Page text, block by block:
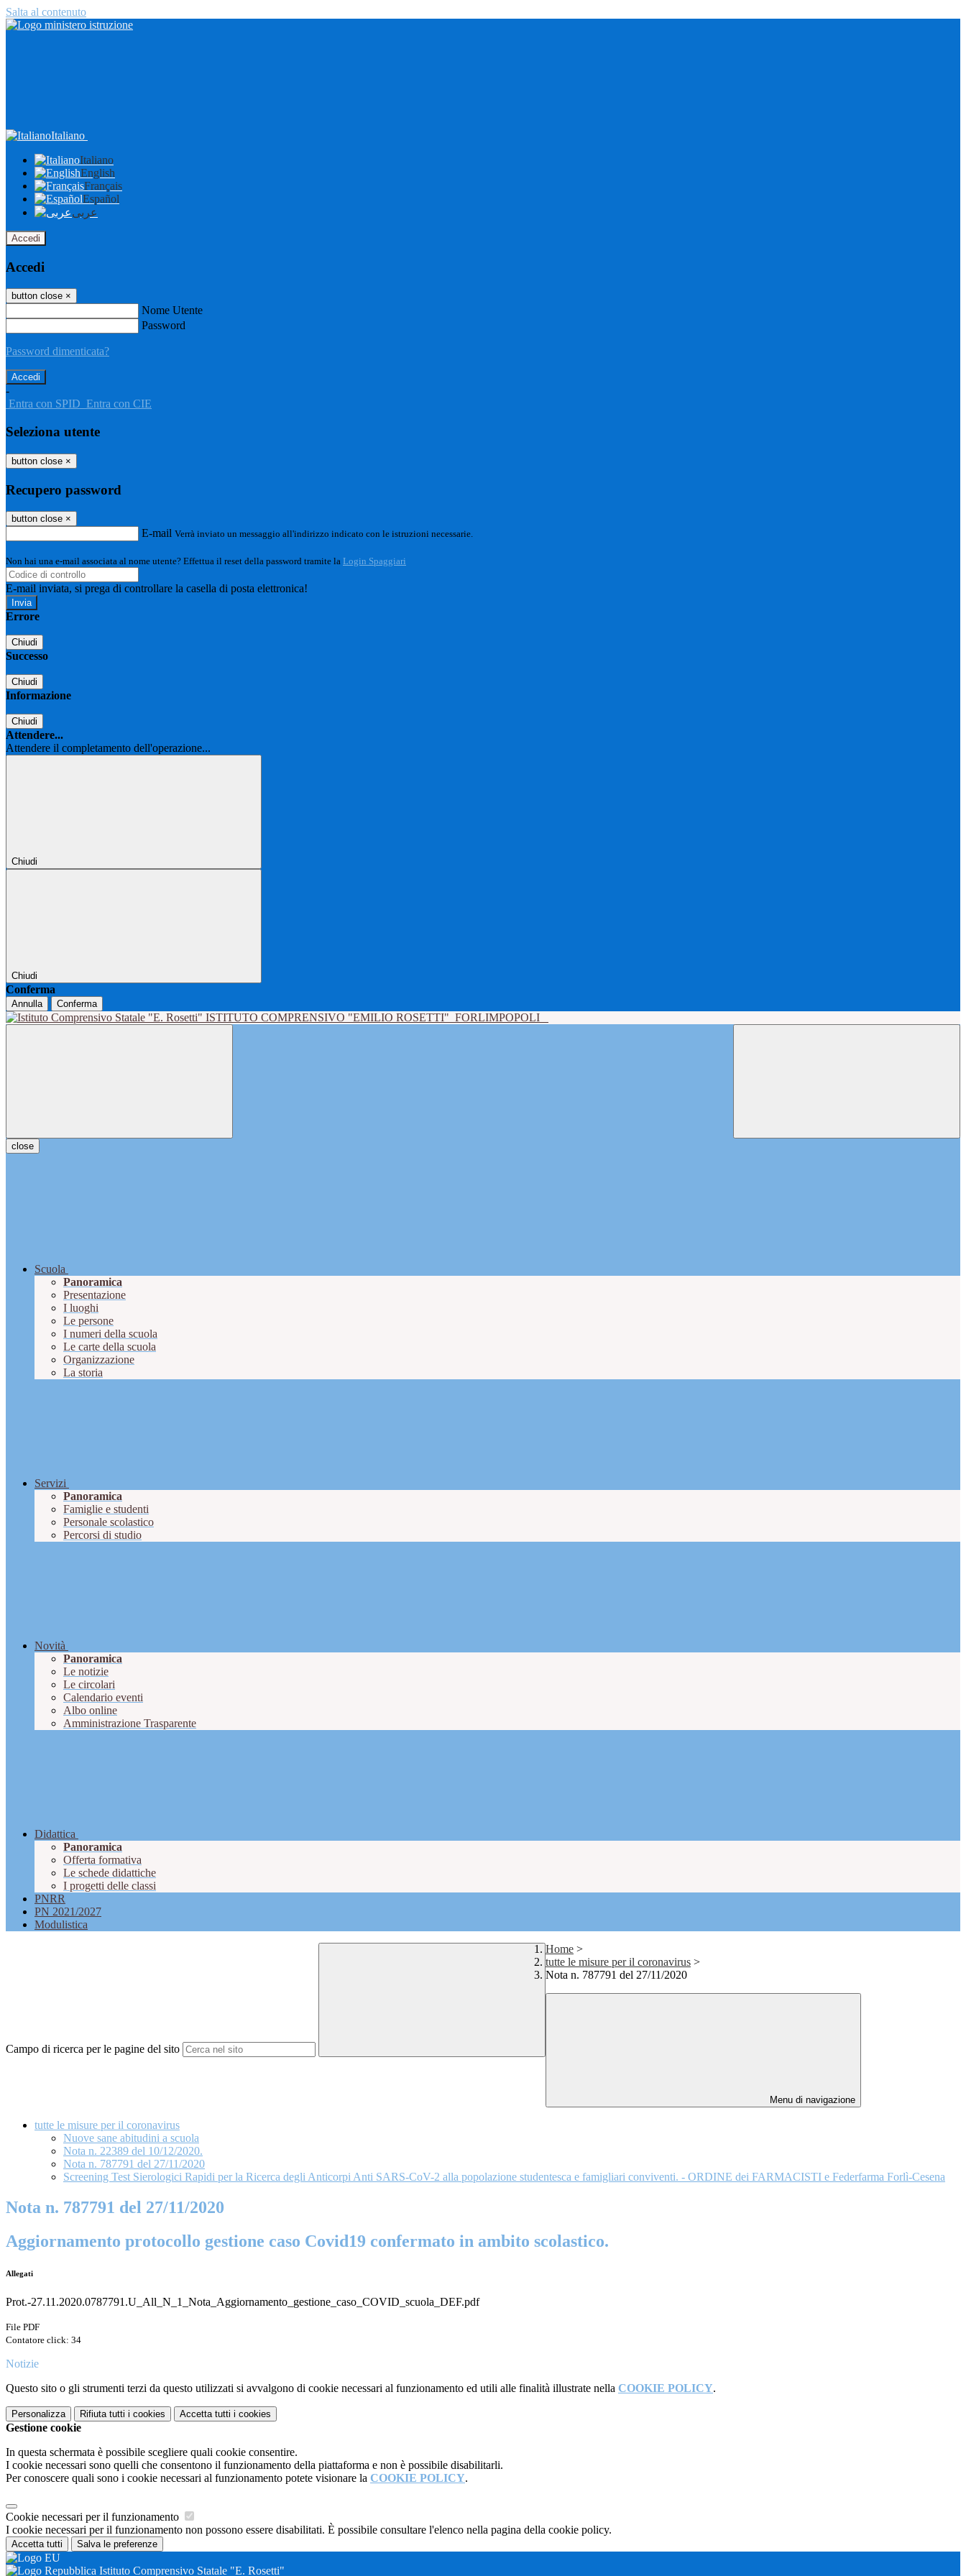
Salta al contenuto
Italiano
Italiano
English
Français
Español
عربى
Accedi
Accedi
button close ×
Nome Utente
Password
Password dimenticata?
-
Entra con SPID Entra con CIE
Seleziona utente
button close ×
Recupero password
button close ×
E-mail Verrà inviato un messaggio all'indirizzo indicato con le istruzioni necessarie.
Non hai una e-mail associata al nome utente? Effettua il reset della password tramite la Login Spaggiari
E-mail inviata, si prega di controllare la casella di posta elettronica!
Errore
Chiudi
Successo
Chiudi
Informazione
Chiudi
Attendere...
Attendere il completamento dell'operazione...
Chiudi
Chiudi
Conferma
Annulla Conferma
ISTITUTO COMPRENSIVO "EMILIO ROSETTI" FORLIMPOPOLI
close
Scuola
Panoramica
Presentazione
I luoghi
Le persone
I numeri della scuola
Le carte della scuola
Organizzazione
La storia
Servizi
Panoramica
Famiglie e studenti
Personale scolastico
Percorsi di studio
Novità
Panoramica
Le notizie
Le circolari
Calendario eventi
Albo online
Amministrazione Trasparente
Didattica
Panoramica
Offerta formativa
Le schede didattiche
I progetti delle classi
PNRR
PN 2021/2027
Modulistica
Campo di ricerca per le pagine del sito
Home >
tutte le misure per il coronavirus >
Nota n. 787791 del 27/11/2020
Menu di navigazione
tutte le misure per il coronavirus
Nuove sane abitudini a scuola
Nota n. 22389 del 10/12/2020.
Nota n. 787791 del 27/11/2020
Screening Test Sierologici Rapidi per la Ricerca degli Anticorpi Anti SARS-CoV-2 alla popolazione studentesca e famigliari conviventi. - ORDINE dei FARMACISTI e Federfarma Forlì-Cesena
Nota n. 787791 del 27/11/2020
Aggiornamento protocollo gestione caso Covid19 confermato in ambito scolastico.
Allegati
Prot.-27.11.2020.0787791.U_All_N_1_Nota_Aggiornamento_gestione_caso_COVID_scuola_DEF.pdf
File PDF
Contatore click: 34
Notizie
Questo sito o gli strumenti terzi da questo utilizzati si avvalgono di cookie necessari al funzionamento ed utili alle finalità illustrate nella COOKIE POLICY.
Personalizza Rifiuta tutti i cookies Accetta tutti i cookies
Gestione cookie
In questa schermata è possibile scegliere quali cookie consentire.
I cookie necessari sono quelli che consentono il funzionamento della piattaforma e non è possibile disabilitarli.
Per conoscere quali sono i cookie necessari al funzionamento potete visionare la COOKIE POLICY.
Cookie necessari per il funzionamento
I cookie necessari per il funzionamento non possono essere disabilitati. È possibile consultare l'elenco nella pagina della cookie policy.
Accetta tutti Salva le preferenze
Istituto Comprensivo Statale "E. Rosetti"